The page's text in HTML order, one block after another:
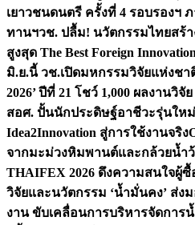
เยาวชนดนตรี ครั้งที่ 4 รอบรองฯ
ทานฯวช. ปลื้ม! นวัตกรรมไทยสร้
สูงสุด The Best Foreign
มิ.ย.นี้ วช.เปิดมหกรรมวิจัยแห่งชาติ
2026’ ปีที่ 21 โชว์ 1,000 ผลงานวิ
สอศ. ปั้นนักประดิษฐ์อาชีวะรุ่นให
Idea2Innovation สู่การใช้งานจริง
จากมะม่วงหิมพานต์และกล้วยน้ำ
THAIFEX 2026 ดึงความสนใจผู้
วิจัยและนวัตกรรม ‘น้ำมั่นคง’ ส่ง
งาน ขับเคลื่อนการบริหารจัดกา